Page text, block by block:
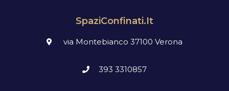
SpaziConfinati.it
via Montebianco 37100 Verona
393 3310857